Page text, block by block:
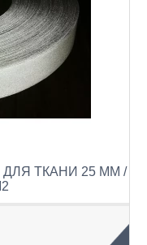
ТКАНИ 25 ММ /